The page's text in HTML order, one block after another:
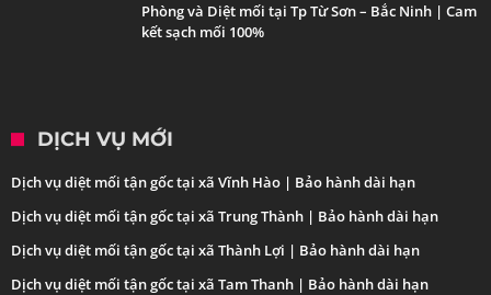
Phòng và Diệt mối tại Tp Từ Sơn – Bắc Ninh | Cam
kết sạch mối 100%
DỊCH VỤ MỚI
Dịch vụ diệt mối tận gốc tại xã Vĩnh Hào | Bảo hành dài hạn
Dịch vụ diệt mối tận gốc tại xã Trung Thành | Bảo hành dài hạn
Dịch vụ diệt mối tận gốc tại xã Thành Lợi | Bảo hành dài hạn
Dịch vụ diệt mối tận gốc tại xã Tam Thanh | Bảo hành dài hạn